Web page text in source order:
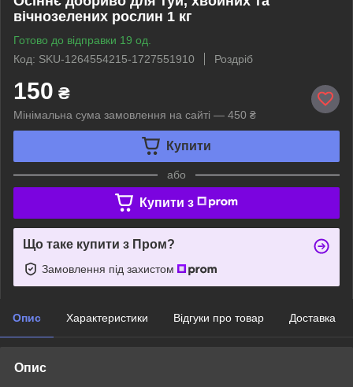
вічнозелених рослин 1 кг
Готово до відправки 19 од.
Код: SKU-1264554215-1727551910
Роздріб
150 ₴
Мінімальна сума замовлення на сайті — 450 ₴
Купити
або
Купити з
Що таке купити з Пром?
Замовлення під захистом
Опис Характеристики Відгуки про товар Доставка
Опис